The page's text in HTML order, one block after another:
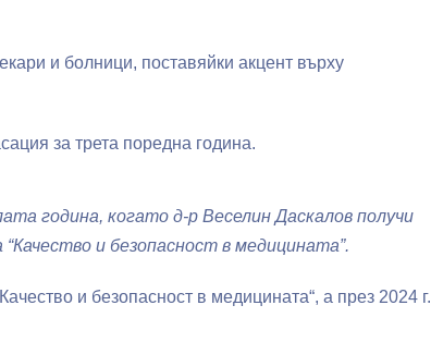
и болници, поставяйки акцент върху
за трета поредна година.
година, когато д-р Веселин Даскалов получи
и безопасност в медицината”.
и безопасност в медицината“, а през 2024 г.